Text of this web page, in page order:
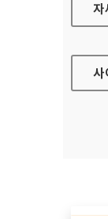
현
자
사